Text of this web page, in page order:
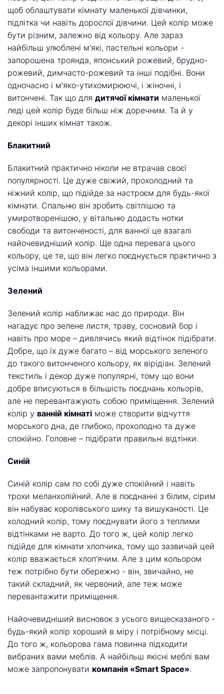
щоб облаштувати кімнату маленької дівчинки,
підлітка чи навіть дорослої дівчини. Цей колір може
бути різним, залежно від кольору. Але зараз
найбільш улюблені м'які, пастельні кольори -
запорошена троянда, японський рожевий, брудно-
рожевий, димчасто-рожевий та інші подібні. Вони
одночасно і м'яко-утихомирюючі, і жіночні, і
витончені. Так що для дитячої кімнати маленької
леді цей колір буде більш ніж доречним. Та й у
декорі інших кімнат також.
Блакитний
Блакитний практично ніколи не втрачав своєї
популярності. Це дуже свіжий, прохолодний та
ніжний колір, що підійде за настроєм для будь-якої
кімнати. Спальню він зробить світлішою та
умиротворенішою, у вітальню додасть нотки
свободи та витонченості, для ванної це взагалі
найочевидніший колір. Ще одна перевага цього
кольору, це те, що він легко поєднується практично з
усіма іншими кольорами.
Зелений
Зелений колір наближає нас до природи. Він
нагадує про зелене листя, траву, сосновий бор і
навіть про море – дивлячись який відтінок підібрати.
Добре, що їх дуже багато – від морського зеленого
до такого витонченого кольору, як вірідіан. Зелений
текстиль і декор дуже популярні, тому що вони
добре вписуються в більшість поєднань кольорів,
але не перевантажують собою приміщення. Зелений
колір у ванній кімнаті може створити відчуття
морського дна, де глибоко, прохолодно та дуже
спокійно. Головне – підібрати правильні відтінки.
Синій
Синій колір сам по собі дуже спокійний і навіть
трохи меланхолійний. Але в поєднанні з білим, сірим
він набуває королівського шику та вишуканості. Це
холодний колір, тому поєднувати його з теплими
відтінками не варто. До того ж, цей колір легко
підійде для кімнати хлопчика, тому що зазвичай цей
колір вважається хлоп'ячим. Але з цим кольором
теж потрібно бути обережно - він, звичайно, не
такий складний, як червоний, але теж може
перевантажити приміщення.
Найочевидніший висновок з усього вищесказаного -
будь-який колір хороший в міру і потрібному місці.
До того ж, кольорова гама повинна підходити
вибраних вами меблів. А найбільш якісні меблі вам
може запропонувати компанія «Smart Space».